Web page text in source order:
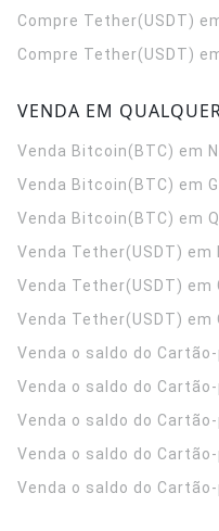
Compre Tether(USDT)
Compre Tether(USDT)
VENDA EM
Venda Bitcoin(BTC) em
Venda Bitcoin(BTC) em
Venda Bitcoin(BTC) em
Venda Tether(USDT) em
Venda Tether(USDT) em
Venda Tether(USDT) em
Venda o saldo do
Venda o saldo do
Venda o saldo do
Venda o saldo do
Venda o saldo do